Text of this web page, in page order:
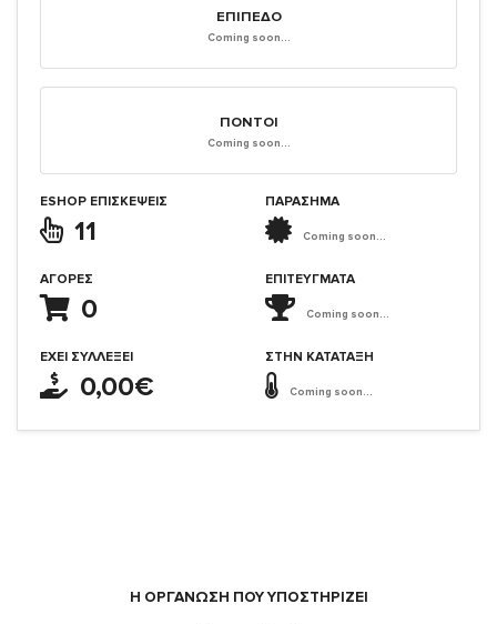
ΕΠΊΠΕΔΟ
Coming soon...
ΠΌΝΤΟΙ
Coming soon...
ESHOP ΕΠΙΣΚΈΨΕΙΣ
11
ΑΓΟΡΈΣ
0
ΈΧΕΙ ΣΥΛΛΈΞΕΙ
0,00€
ΠΑΡΑΣΗΜΑ
Coming soon...
ΕΠΙΤΕΎΓΜΑΤΑ
Coming soon...
ΣΤΗΝ ΚΑΤΆΤΑΞΗ
Coming soon...
Η ΟΡΓΆΝΩΣΗ ΠΟΥ ΥΠΟΣΤΗΡΙΖΕΙ